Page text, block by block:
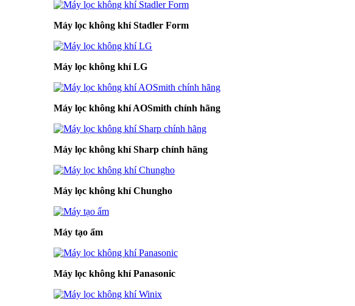
Máy lọc không khí Stadler Form
Máy lọc không khí LG
Máy lọc không khí AOSmith chính hãng
Máy lọc không khí Sharp chính hãng
Máy lọc không khí Chungho
Máy tạo ẩm
Máy lọc không khí Panasonic